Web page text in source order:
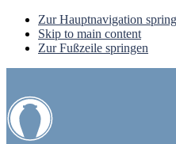
Zur Hauptnavigation
Skip to main content
Zur Fußzeile springen